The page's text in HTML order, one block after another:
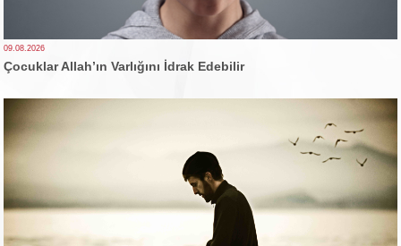
09.08.2026
Çocuklar Allah’ın Varlığını İdrak Edebilir